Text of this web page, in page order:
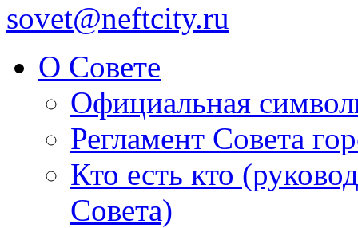
sovet@neftcity.ru
О Совете
Официальная
Регламент Совета
Кто есть кто
Совета)